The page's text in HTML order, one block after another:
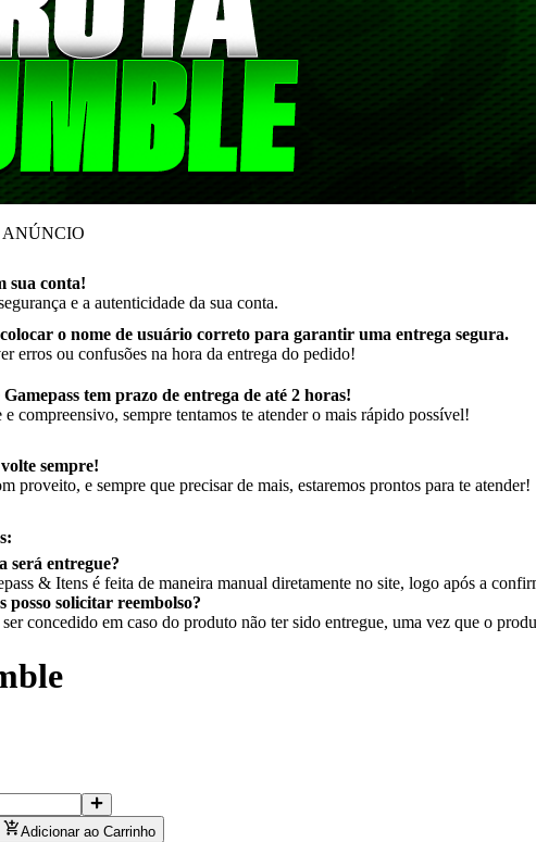
ANÚNCIO
sua conta!
e a autenticidade da sua conta.
o nome de usuário correto para garantir uma entrega segura.
erros ou confusões na hora da entrega do pedido!
tem prazo de entrega de até 2 horas!
e compreensivo, sempre tentamos te atender o mais rápido possível!
sempre!
proveito, e sempre que precisar de mais, estaremos prontos para te atender!
será entregue?
& Itens é feita de maneira manual diretamente no site, logo após a
posso solicitar reembolso?
concedido em caso do produto não ter sido entregue, uma vez que o
Adicionar ao Carrinho